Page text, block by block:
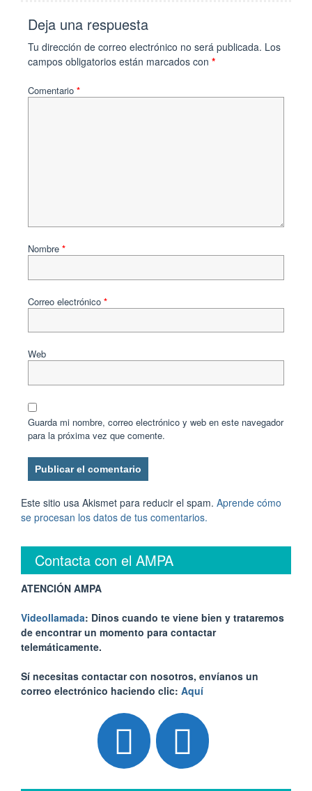
Deja una respuesta
Tu dirección de correo electrónico no será publicada. Los
campos obligatorios están marcados con *
Comentario *
Nombre *
Correo electrónico *
Web
Guarda mi nombre, correo electrónico y web en este navegador
para la próxima vez que comente.
Este sitio usa Akismet para reducir el spam. Aprende cómo
se procesan los datos de tus comentarios.
Contacta con el AMPA
ATENCIÓN AMPA
Videollamada: Dinos cuando te viene bien y trataremos
de encontrar un momento para contactar
telemáticamente.
Sí necesitas contactar con nosotros, envíanos un
correo electrónico haciendo clic: Aquí